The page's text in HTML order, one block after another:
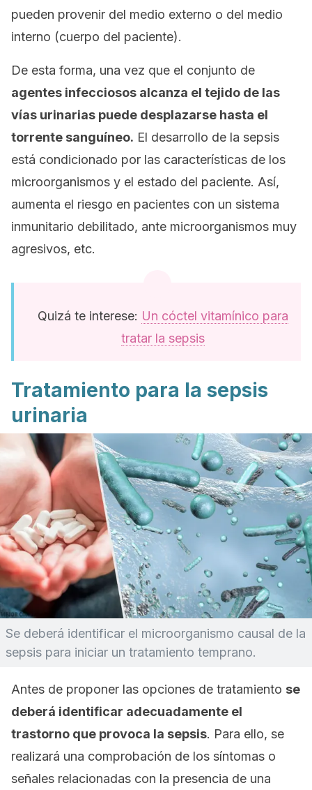
pueden provenir del medio externo o del medio
interno (cuerpo del paciente).
De esta forma, una vez que el conjunto de
agentes infecciosos alcanza el tejido de las
vías urinarias puede desplazarse hasta el
torrente sanguíneo. El desarrollo de la sepsis
está condicionado por las características de los
microorganismos y el estado del paciente. Así,
aumenta el riesgo en pacientes con un sistema
inmunitario debilitado, ante microorganismos muy
agresivos, etc.
Quizá te interese: Un cóctel vitamínico para
tratar la sepsis
Tratamiento para la sepsis
urinaria
Se deberá identificar el microorganismo causal de la
sepsis para iniciar un tratamiento temprano.
Antes de proponer las opciones de tratamiento se
deberá identificar adecuadamente el
trastorno que provoca la sepsis. Para ello, se
realizará una comprobación de los síntomas o
señales relacionadas con la presencia de una